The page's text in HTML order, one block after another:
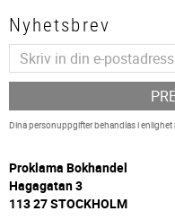
Nyhetsbrev
Dina personuppgifter behandlas i enlighet
Proklama Bokhandel
Hagagatan 3
113 27 STOCKHOLM